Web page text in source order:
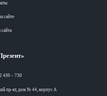
сайте
сайта
430 – 730
пр-кт, дом № 44, корпус А